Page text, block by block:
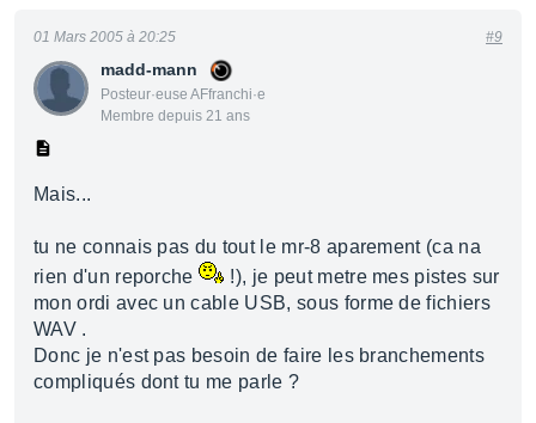
madd-mann
Posteur·euse AFfranchi·e
Membre depuis 21 ans
01 Mars 2005 à 20:25 #9
Mais...
tu ne connais pas du tout le mr-8 aparement (ca na
rien d'un reporche
!), je peut metre mes pistes sur
mon ordi avec un cable USB, sous forme de fichiers
WAV .
Donc je n'est pas besoin de faire les branchements
compliqués dont tu me parle ?